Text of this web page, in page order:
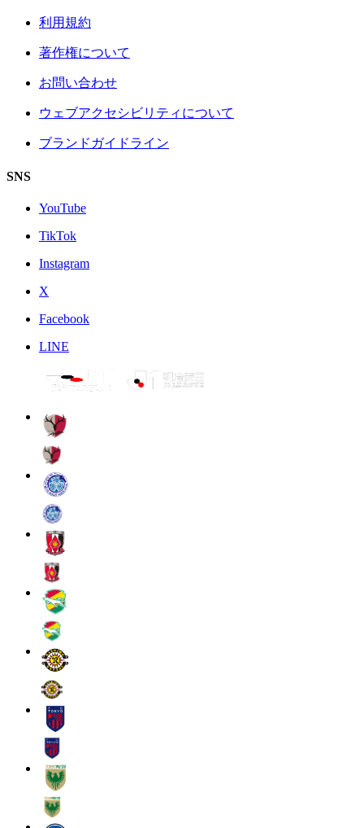
利用規約
著作権について
お問い合わせ
ウェブアクセシビリティについて
ブランドガイドライン
SNS
YouTube
TikTok
Instagram
X
Facebook
LINE